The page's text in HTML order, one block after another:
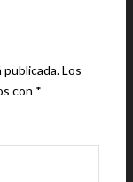
Los
con *